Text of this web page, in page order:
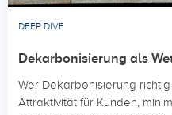
DEEP DIVE
Dekarbonisierung als
Wer Dekarbonisierung
Attraktivität für Kunden,